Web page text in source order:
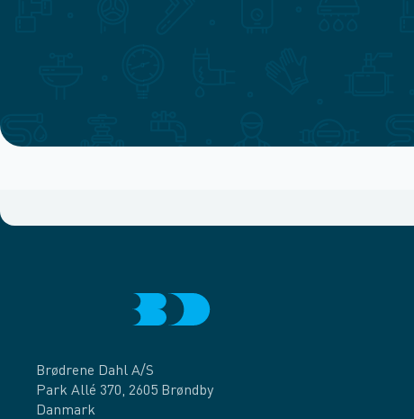
Brødrene Dahl A/S
Park Allé 370, 2605 Brøndby
Danmark